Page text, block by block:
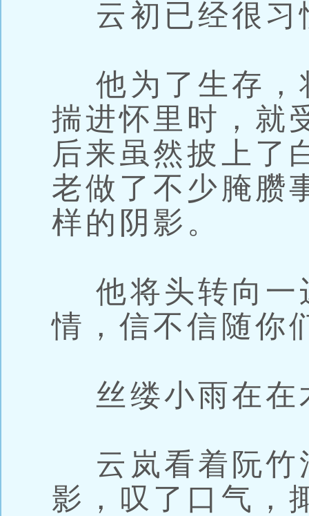
云初已经很习
他为了生存，
揣进怀里时，就
后来虽然披上了
老做了不少腌臜
样的阴影。
他将头转向一
情，信不信随你
丝缕小雨在在
云岚看着阮竹
影，叹了口气，